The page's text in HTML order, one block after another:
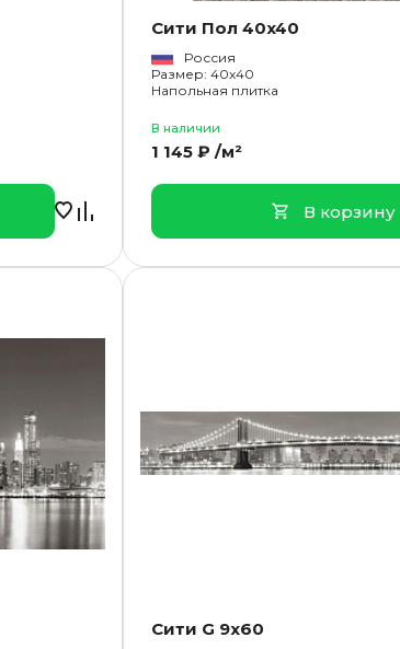
Сити Пол 40x40
Россия
Размер: 40x40
Напольная плитка
В наличии
1 145 ₽ /м²
В корзину
Сити G 9x60